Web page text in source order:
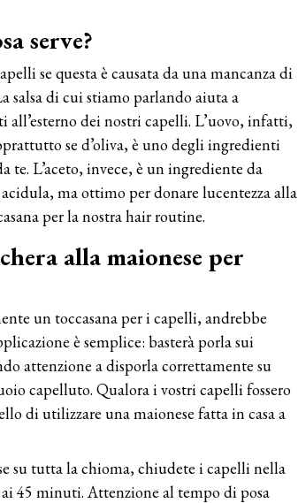
serve?
se questa è causata da una mancanza di
di cui stiamo parlando aiuta a
dei nostri capelli. L’uovo, infatti,
se d’oliva, è uno degli ingredienti
L’aceto, invece, è un ingrediente da
ma ottimo per donare lucentezza alla
per la nostra hair routine.
alla maionese per
un toccasana per i capelli, andrebbe
è semplice: basterà porla sui
attenzione a disporla correttamente su
capelluto. Qualora i vostri capelli fossero
di utilizzare una maionese fatta in casa a
su tutta la chioma, chiudete i capelli nella
45 minuti. Attenzione al tempo di posa